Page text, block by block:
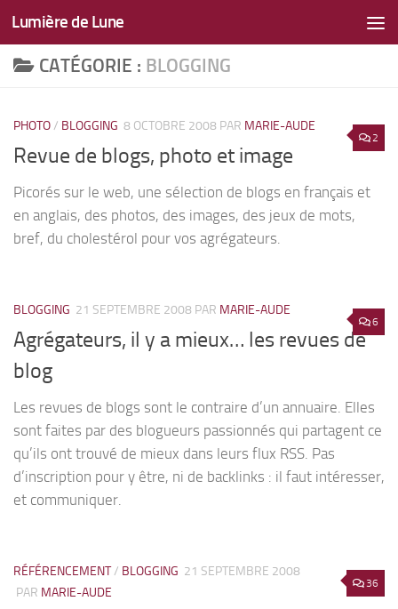
Skip to content
Lumière de Lune
CATÉGORIE : BLOGGING
2
PHOTO/ BLOGGING 8 OCTOBRE 2008 PAR MARIE-AUDE
Revue de blogs, photo et image
Picorés sur le web, une sélection de blogs en français et
en anglais, des photos, des images, des jeux de mots,
bref, du cholestérol pour vos agrégateurs.
6
BLOGGING 21 SEPTEMBRE 2008 PAR MARIE-AUDE
Agrégateurs, il y a mieux… les revues de
blog
Les revues de blogs sont le contraire d’un annuaire. Elles
sont faites par des blogueurs passionnés qui partagent ce
qu’ils ont trouvé de mieux dans leurs flux RSS. Pas
d’inscription pour y être, ni de backlinks : il faut intéresser,
et communiquer.
36
RÉFÉRENCEMENT/ BLOGGING 21 SEPTEMBRE 2008
PAR MARIE-AUDE